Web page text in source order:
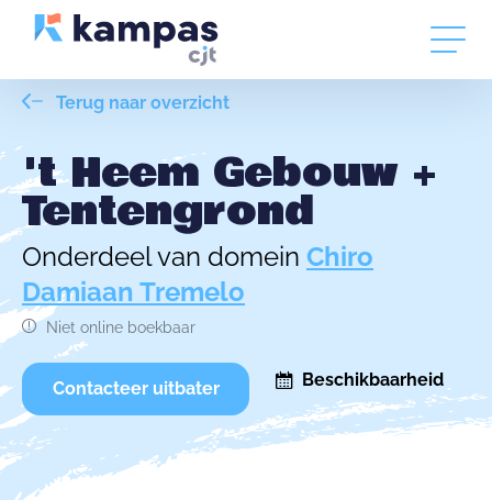
Terug naar overzicht
't Heem Gebouw +
Tentengrond
Onderdeel van domein Chiro
Damiaan Tremelo
Niet online boekbaar
Contacteer uitbater Beschikbaarheid